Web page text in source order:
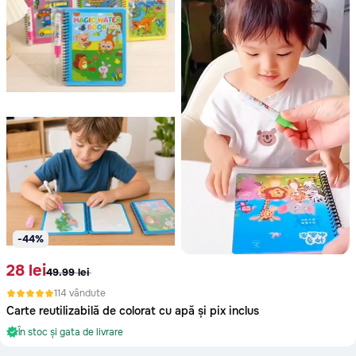
-44%
28 lei49.99 lei
114 vândute
Carte reutilizabilă de colorat cu apă și pix inclus
În stoc și gata de livrare
Glodeni
Hincesti
Ialoveni
Nisporeni
Ocnita
Orhei
Rezina
Riscani
Singerei
Soldanesti
Soroca